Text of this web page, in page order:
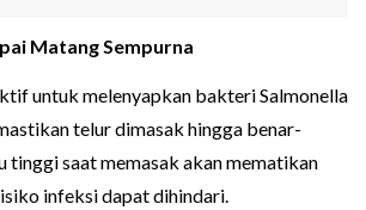
Matang Sempurna
untuk melenyapkan bakteri Salmonella
telur dimasak hingga benar-
tinggi saat memasak akan mematikan
infeksi dapat dihindari.